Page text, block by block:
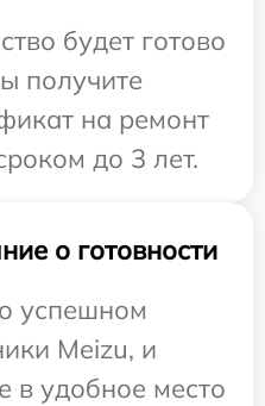
будет готово
получите
на ремонт
до 3 лет.
о готовности
успешном
Meizu, и
в удобное место